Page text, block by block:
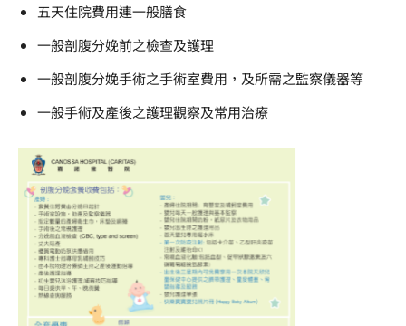
五天住院費用連一般膳食
一般剖腹分娩前之檢查及護理
一般剖腹分娩手術之手術室費用，及所需之監察儀器等
一般手術及產後之護理觀察及常用治療